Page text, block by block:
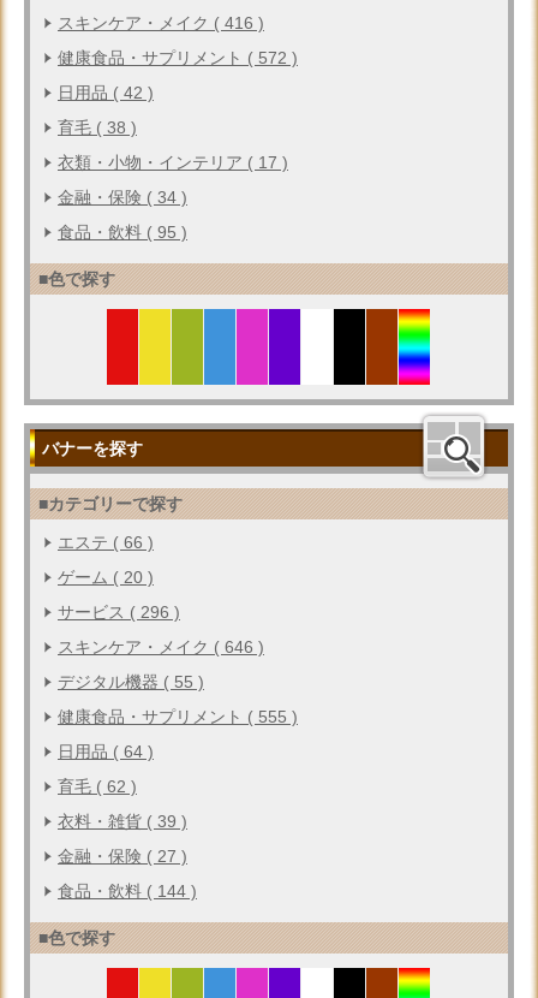
スキンケア・メイク ( 416 )
健康食品・サプリメント ( 572 )
日用品 ( 42 )
育毛 ( 38 )
衣類・小物・インテリア ( 17 )
金融・保険 ( 34 )
食品・飲料 ( 95 )
■色で探す
バナーを探す
■カテゴリーで探す
エステ ( 66 )
ゲーム ( 20 )
サービス ( 296 )
スキンケア・メイク ( 646 )
デジタル機器 ( 55 )
健康食品・サプリメント ( 555 )
日用品 ( 64 )
育毛 ( 62 )
衣料・雑貨 ( 39 )
金融・保険 ( 27 )
食品・飲料 ( 144 )
■色で探す